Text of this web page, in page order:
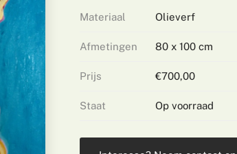
Materiaal Olieverf
Afmetingen 80 x 100 cm
Prijs €700,00
Staat Op voorraad